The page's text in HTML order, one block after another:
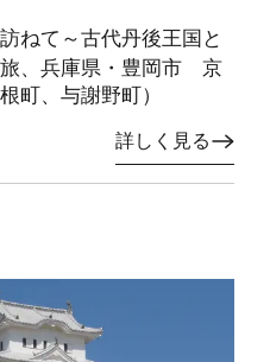
ねて～古代丹後王国と
、兵庫県・豊岡市 京
町、与謝野町）
詳しく見る